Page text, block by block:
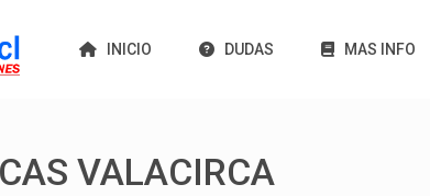
INICIO DUDAS MAS INFO
VALACIRCA